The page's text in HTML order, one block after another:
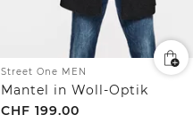
Street One MEN
Mantel in Woll-Optik
CHF 199.00